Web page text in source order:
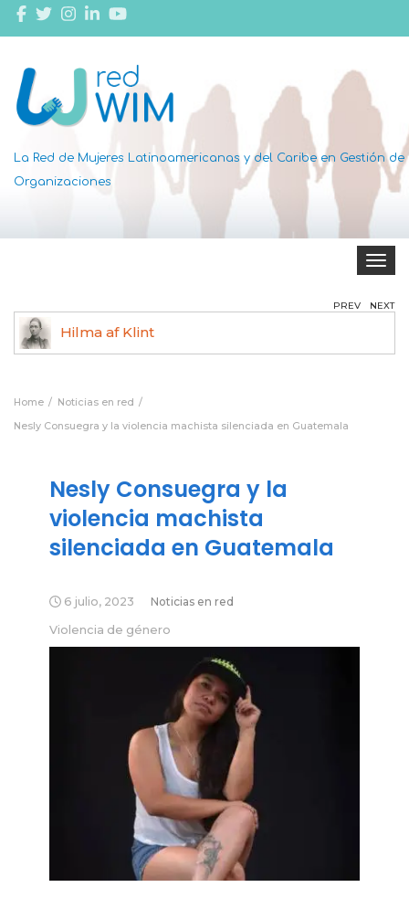
La Red de Mujeres Latinoamericanas y del Caribe en Gestión de
Organizaciones
Toggle
Hilma af Klint
PREV NEXT
Home
Noticias en red
Nesly Consuegra y la violencia machista silenciada en Guatemala
Nesly Consuegra y la
violencia machista
silenciada en Guatemala
6 julio, 2023 Noticias en red
Violencia de género